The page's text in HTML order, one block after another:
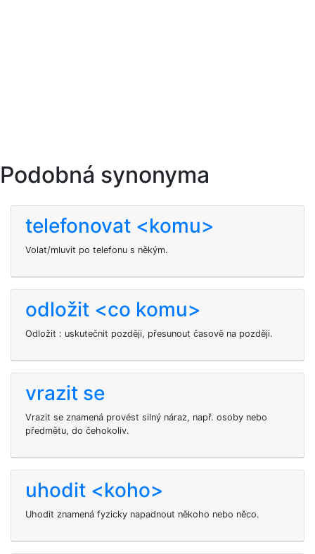
Podobná synonyma
telefonovat <komu>
Volat/mluvit po telefonu s někým.
odložit <co komu>
Odložit : uskutečnit později, přesunout časově na později.
vrazit se
Vrazit se znamená provést silný náraz, např. osoby nebo
předmětu, do čehokoliv.
uhodit <koho>
Uhodit znamená fyzicky napadnout někoho nebo něco.